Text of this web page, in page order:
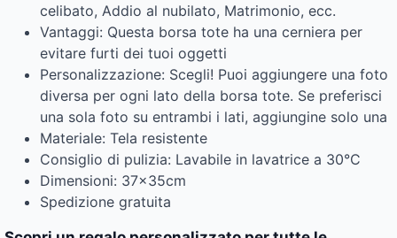
celibato, Addio al nubilato, Matrimonio, ecc.
Vantaggi: Questa borsa tote ha una cerniera per
evitare furti dei tuoi oggetti
Personalizzazione: Scegli! Puoi aggiungere una foto
diversa per ogni lato della borsa tote. Se preferisci
una sola foto su entrambi i lati, aggiungine solo una
Materiale: Tela resistente
Consiglio di pulizia: Lavabile in lavatrice a 30°C
Dimensioni: 37x35cm
Spedizione gratuita